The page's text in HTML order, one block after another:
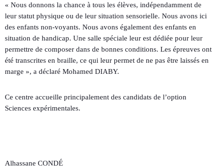
« Nous donnons la chance à tous les élèves, indépendamment de
leur statut physique ou de leur situation sensorielle. Nous avons ici
des enfants non-voyants. Nous avons également des enfants en
situation de handicap. Une salle spéciale leur est dédiée pour leur
permettre de composer dans de bonnes conditions. Les épreuves ont
été transcrites en braille, ce qui leur permet de ne pas être laissés en
marge », a déclaré Mohamed DIABY.
Ce centre accueille principalement des candidats de l’option
Sciences expérimentales.
Alhassane CONDÉ